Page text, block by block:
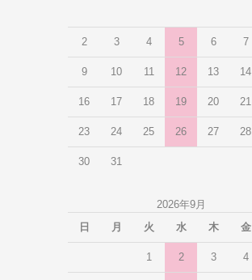
2 3 4 5 6 7
9 10 11 12 13 14
16 17 18 19 20 21
23 24 25 26 27 28
30 31
2026年9月
日
月 火 水 木 金
1 2 3 4